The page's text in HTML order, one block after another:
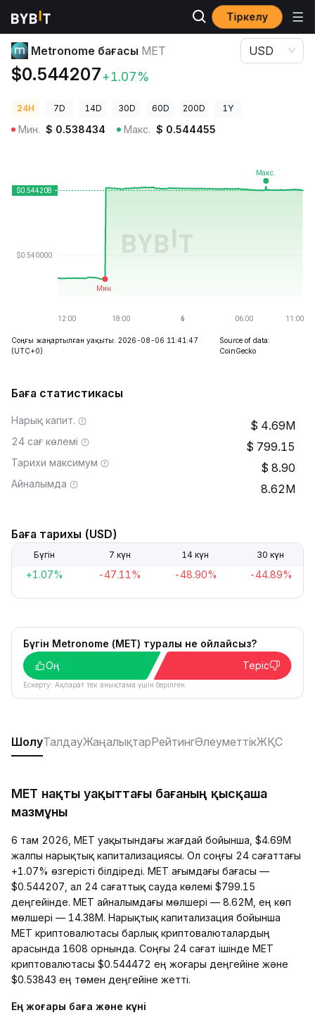
Тіркелу
Криптовалюта бағалары Metronome бағасы MET
Metronome бағасы MET
$0.544207+1.07%
USD
24H 7D 14D 30D 60D 200D 1Y
Мин. $ 0.538434 Макс. $ 0.544455
Соңғы жаңартылған уақыты: 2026-08-06 11:41:47
(UTC+0)
Source of data:
CoinGecko
Баға статистикасы
Нарық капит. 4.69M
24 сағ көлемі 799.15
Тарихи максимум 8.90
Айналымда 8.62M
Баға тарихы (USD)
Бүгін 7 күн 14 күн 30 күн
+1.07% -47.11% -48.90% -44.89%
Бүгін Metronome (MET) туралы не ойлайсыз?
Оң
Теріс
Ескерту: Ақпарат тек анықтама үшін берілген.
ШолуТалдауЖаңалықтарРейтингӘлеуметтікЖҚС
MET нақты уақыттағы бағаның қысқаша
мазмұны
6 там 2026, MET уақытындағы жағдай бойынша, $4.69M
жалпы нарықтық капитализациясы. Ол соңғы 24 сағаттағы
+1.07% өзгерісті білдіреді. MET ағымдағы бағасы —
$0.544207, ал 24 сағаттық сауда көлемі $799.15
деңгейінде. MET айналымдағы мөлшері — 8.62M, ең көп
мөлшері — 14.38M. Нарықтық капитализация бойынша
MET криптовалютасы барлық криптовалюталардың
арасында 1608 орнында. Соңғы 24 сағат ішінде MET
криптовалютасы $0.544472 ең жоғары деңгейіне және
$0.53843 ең төмен деңгейіне жетті.
Ең жоғары баға және күні